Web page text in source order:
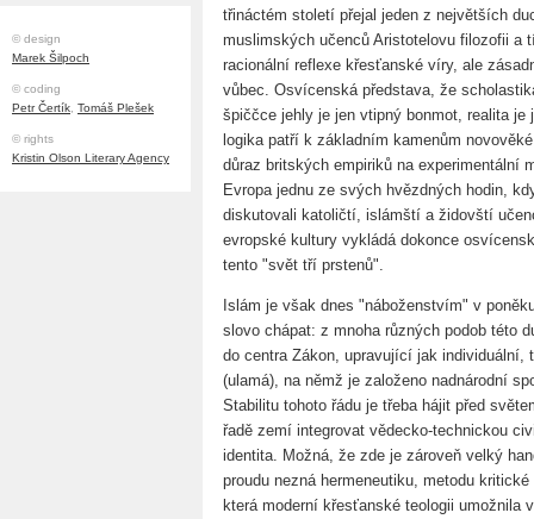
© design
Marek Šilpoch
© coding
Petr Čertík, Tomáš Plešek
© rights
Kristin Olson Literary Agency
třináctém století přejal jeden z největších
muslimských učenců Aristotelovu filozofii a
racionální reflexe křesťanské víry, ale
vůbec. Osvícenská představa, že
špiččce jehly je jen vtipný bonmot, realita
logika patří k základním kamenům
důraz britských empiriků na experimentální
Evropa jednu ze svých hvězdných hodin,
diskutovali katoličtí, islámští a židovští
evropské kultury vykládá dokonce
tento "svět tří prstenů".
Islám je však dnes "náboženstvím" v
slovo chápat: z mnoha různých podob této
do centra Zákon, upravující jak
(ulamá), na němž je založeno nadnárodní
Stabilitu tohoto řádu je třeba hájit před
řadě zemí integrovat vědecko-technickou
identita. Možná, že zde je zároveň velký
proudu nezná hermeneutiku, metodu
která moderní křesťanské teologii umožnila